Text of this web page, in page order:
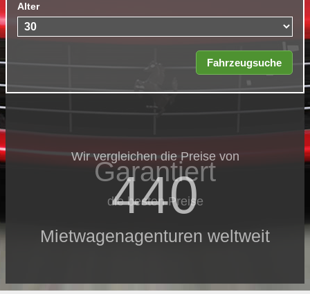
Alter
Wir vergleichen die Preise von
440
Mietwagenagenturen weltweit
Garantiert
die besten Preise